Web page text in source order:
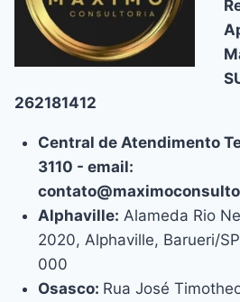
262181412
Central de Atendimento
3110 - email:
Alphaville: Alameda Rio
2020, Alphaville, Barueri/
000
Osasco: Rua José